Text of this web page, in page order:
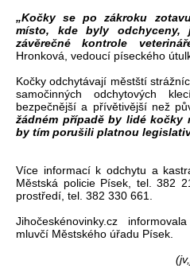
„Kočky se po zákroku
místo, kde byly
závěrečné kontrole
Hronková, vedoucí píseckého
Kočky odchytávají městští
samočinných odchytových
bezpečnější a přívětivější než
žádném případě by lidé kočky
by tím porušili platnou
Více informací k odchytu a
Městská policie Písek, tel. 382
prostředí, tel. 382 330 661.
Jihočeskénovinky.cz
mluvčí Městského úřadu Písek.